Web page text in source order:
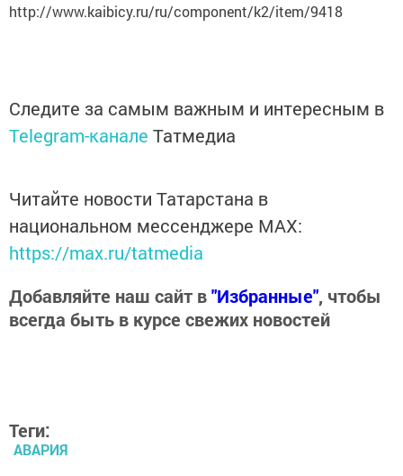
http://www.kaibicy.ru/ru/component/k2/item/9418
Следите за самым важным и интересным в
Telegram-канале Татмедиа
Читайте новости Татарстана в
национальном мессенджере MАХ:
https://max.ru/tatmedia
Добавляйте наш сайт в"Избранные", чтобы
всегда быть в курсе свежих новостей
Теги:
АВАРИЯ